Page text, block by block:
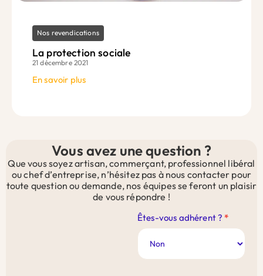
Nos revendications
La protection sociale
21 décembre 2021
En savoir plus
Vous avez une question ?
Que vous soyez artisan, commerçant, professionnel libéral
ou chef d’entreprise, n’hésitez pas à nous contacter pour
toute question ou demande, nos équipes se feront un plaisir
de vous répondre !
Contact
Site
Web
Êtes-vous adhérent ?*